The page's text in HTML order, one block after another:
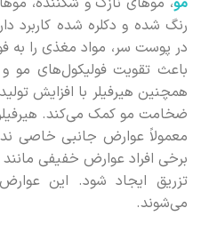
رنگ شده و دکلره شده کاربرد
در پوست سر، مواد مغذی را به
باعث تقویت فولیکول‌های مو
همچنین هیرفیلر با افزایش
ضخامت مو کمک می‌کند.
معمولاً عوارض جانبی خاصی
برخی افراد عوارض خفیفی
تزریق ایجاد شود. این
می‌شوند.